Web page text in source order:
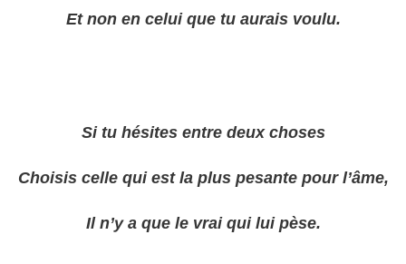
Et non en celui que tu aurais voulu.
Si tu hésites entre deux choses
Choisis celle qui est la plus pesante pour l’âme,
Il n’y a que le vrai qui lui pèse.